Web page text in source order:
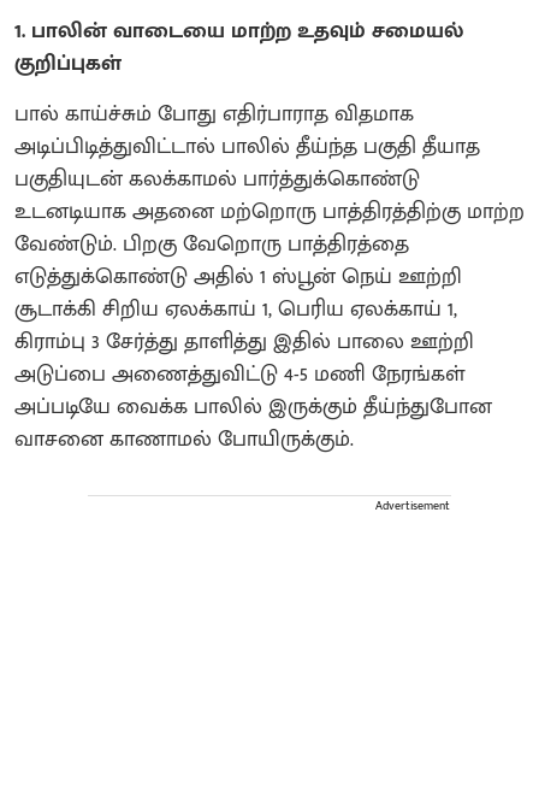
1. பாலின் வாடையை மாற்ற உதவும் சமையல்
குறிப்புகள்
பால் காய்ச்சும் போது எதிர்பாராத விதமாக
அடிப்பிடித்துவிட்டால் பாலில் தீய்ந்த பகுதி தீயாத
பகுதியுடன் கலக்காமல் பார்த்துக்கொண்டு
உடனடியாக அதனை மற்றொரு பாத்திரத்திற்கு மாற்ற
வேண்டும். பிறகு வேறொரு பாத்திரத்தை
எடுத்துக்கொண்டு அதில் 1 ஸ்பூன் நெய் ஊற்றி
சூடாக்கி சிறிய ஏலக்காய் 1, பெரிய ஏலக்காய் 1,
கிராம்பு 3 சேர்த்து தாளித்து இதில் பாலை ஊற்றி
அடுப்பை அணைத்துவிட்டு 4-5 மணி நேரங்கள்
அப்படியே வைக்க பாலில் இருக்கும் தீய்ந்துபோன
வாசனை காணாமல் போயிருக்கும்.
Advertisement